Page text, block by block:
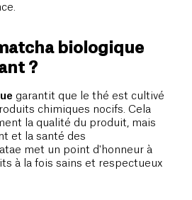
biologique
?
garantit que le thé est cultivé
chimiques nocifs. Cela
la qualité du produit, mais
et la santé des
met un point d'honneur à
à la fois sains et respectueux